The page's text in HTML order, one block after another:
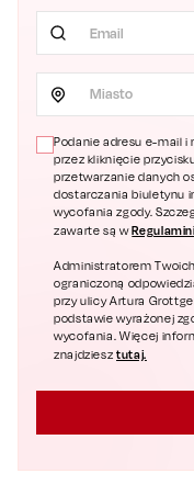
Miasto
Podanie adresu e-mail
przez kliknięcie
przetwarzanie danych
dostarczania biuletynu
wycofania zgody.
zawarte są w
Administratorem
ograniczoną
przy ulicy Artura
podstawie wyrażonej
wycofania. Więcej
znajdziesztutaj.